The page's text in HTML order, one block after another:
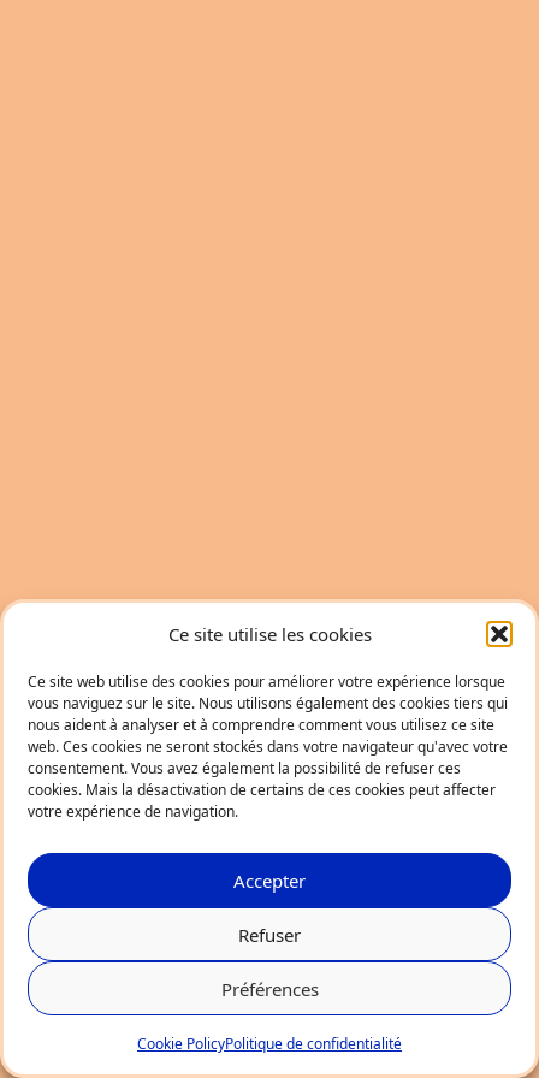
Ce site utilise les cookies
Ce site web utilise des cookies pour améliorer votre expérience lorsque
vous naviguez sur le site. Nous utilisons également des cookies tiers qui
nous aident à analyser et à comprendre comment vous utilisez ce site
web. Ces cookies ne seront stockés dans votre navigateur qu'avec votre
consentement. Vous avez également la possibilité de refuser ces
cookies. Mais la désactivation de certains de ces cookies peut affecter
votre expérience de navigation.
Accepter
Refuser
Préférences
Cookie PolicyPolitique de confidentialité